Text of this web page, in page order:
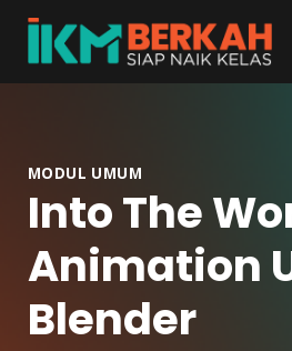
Tentang
Masuk
MODUL UMUM
Into The
Animation
Blender